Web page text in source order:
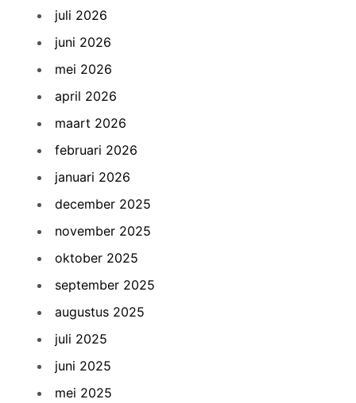
juli 2026
juni 2026
mei 2026
april 2026
maart 2026
februari 2026
januari 2026
december 2025
november 2025
oktober 2025
september 2025
augustus 2025
juli 2025
juni 2025
mei 2025